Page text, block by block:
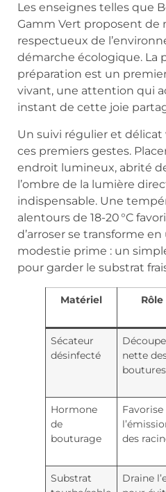
Les enseignes telles que
Gamm Vert proposent de
respectueux de
démarche écologique. La
préparation est un
vivant, une attention qui
instant de cette joie
Un suivi régulier et
ces premiers gestes.
endroit lumineux, abrité
l’ombre de la lumière
indispensable. Une
alentours de 18-20 °C
d’arroser se transforme
modestie prime : un
pour garder le substrat
Matériel Rôle
Sécateur
désinfecté
Découpe
nette
boutures
Hormone
de
bouturage
Favorise
des
Substrat
Draine